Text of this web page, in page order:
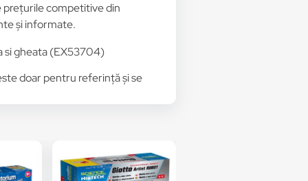
prețurile competitive din
și informate.
si gheata (EX53704)
doar pentru referință și se